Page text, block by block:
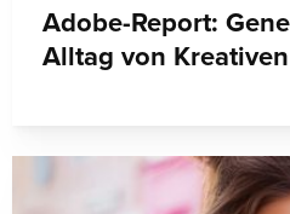
Adobe-Report:
Alltag von Kreativen